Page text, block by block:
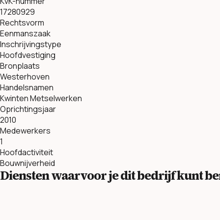
17280929
Rechtsvorm
Eenmanszaak
Inschrijvingstype
Hoofdvestiging
Bronplaats
Westerhoven
Handelsnamen
Kwinten Metselwerken
Oprichtingsjaar
2010
Medewerkers
1
Hoofdactiviteit
Bouwnijverheid
Diensten waarvoor je dit bedrijf kunt